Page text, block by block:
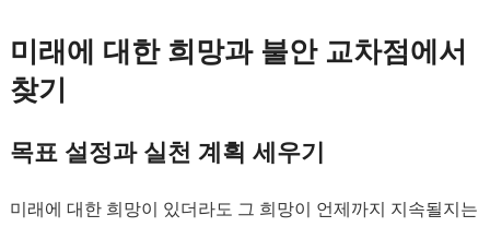
미래에 대한 희망과 불안 교차점에서
찾기
목표 설정과 실천 계획 세우기
미래에 대한 희망이 있더라도 그 희망이 언제까지 지속될지는